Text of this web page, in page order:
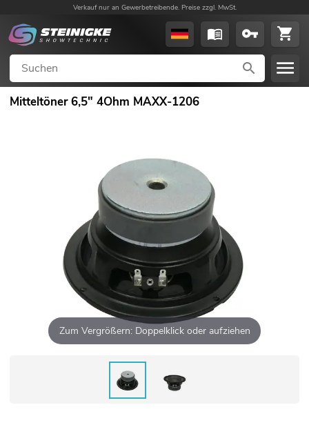
Verkauf nur an Gewerbetreibende. Preise zzgl. MwSt.
Mitteltöner 6,5" 4Ohm MAXX-1206
Zum Vergrößern: Doppelklick oder aufziehen